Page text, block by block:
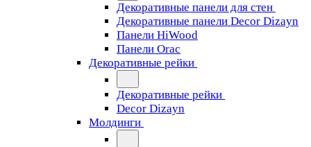
Декоративные панели для стен
Декоративные панели Decor Dizayn
Панели HiWood
Панели Orac
Декоративные рейки
Декоративные рейки
Decor Dizayn
Молдинги